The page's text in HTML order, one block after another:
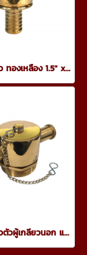
ข้อต่อสวมเร็ว ทองเหลือง 1.5" x 2.5"
ข้อต่อสวมเร็วตัวผู้เกลียวนอก และตัวเมียพร้อมฝาปิด